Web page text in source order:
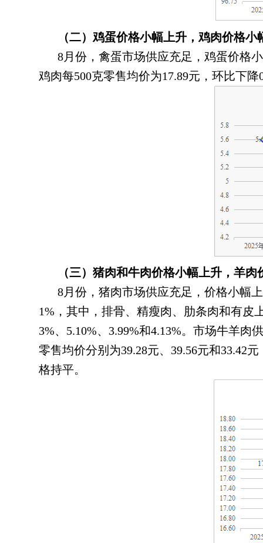
（二）鸡蛋价格小幅上升 ， 鸡肉价格小
8月份 ， 禽蛋市场供应充足，鸡蛋价格
鸡肉每500克零售均价为17.89元，环比下降
（三）猪肉和牛肉价格小幅上升 ， 羊肉
8月份 ， 猪肉市场供应充足，价格小幅
1%，其中 ， 排骨、精瘦肉、肋条肉和有皮
3%、5.10%、3.99%和4.13%。 市场牛羊肉
零售均价分别为39.28元、39.56元和33.42元
格持平。